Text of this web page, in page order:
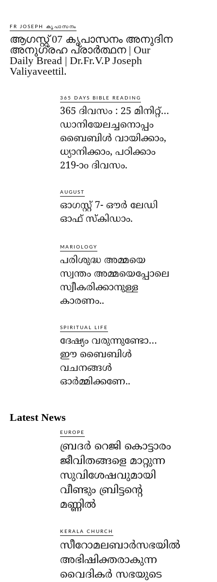
FR JOSEPH കൃപാസനം
ആഗസ്റ്റ് 07 കൃപാസനം അനുദിന
അനുഗ്രഹ പ്രാർത്ഥന | Our
Daily Bread | Dr.Fr.V.P Joseph
Valiyaveettil.
365 DAYS BIBLE READING
365 ദിവസം : 25 മിനിറ്റ്…
ഡാനിയേലച്ചനൊപ്പം
ബൈബിൾ വായിക്കാം,
ധ്യാനിക്കാം, പഠിക്കാം
219-ാo ദിവസം.
AUGUST
ഓഗസ്റ്റ് 7- ഔര്‍ ലേഡി
ഓഫ് സ്‌കിഡാം.
MARIOLOGY
പരിശുദ്ധ അമ്മയെ
സ്വന്തം അമ്മയെപ്പോലെ
സ്വീകരിക്കാനുള്ള
കാരണം..
SPIRITUAL LIFE
ദേഷ്യം വരുന്നുണ്ടോ…
ഈ ബൈബിള്‍
വചനങ്ങള്‍
ഓര്‍മ്മിക്കണേ..
Latest News
EUROPE
ബ്രദർ റെജി കൊട്ടാരം
ജീവിതങ്ങളെ മാറ്റുന്ന
സുവിശേഷവുമായി
വീണ്ടും ബ്രിട്ടന്റെ
മണ്ണിൽ
KERALA CHURCH
സീറോമലബാർസഭയിൽ
അഭിഷിക്തരാകുന്ന
വൈദികർ സഭയുടെ